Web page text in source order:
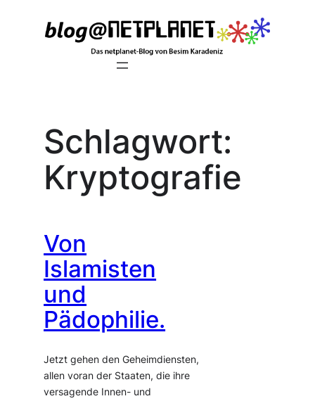
Schlagwort:
Kryptografie
Von
Islamisten
und
Pädophilie.
Jetzt gehen den Geheimdiensten,
allen voran der Staaten, die ihre
versagende Innen- und